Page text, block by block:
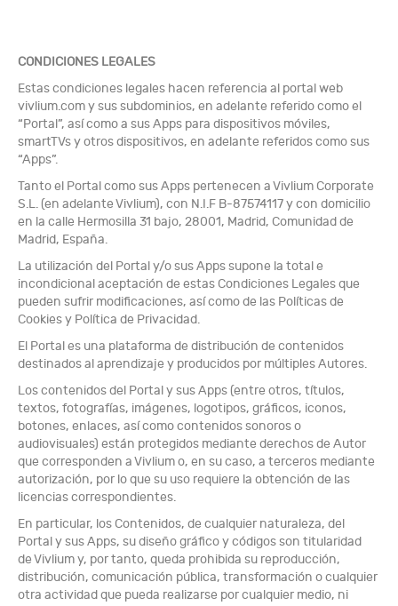
CONDICIONES LEGALES
Estas condiciones legales hacen referencia al portal web
vivlium.com y sus subdominios, en adelante referido como el
“Portal”, así como a sus Apps para dispositivos móviles,
smartTVs y otros dispositivos, en adelante referidos como sus
“Apps”.
Tanto el Portal como sus Apps pertenecen a Vivlium Corporate
S.L. (en adelante Vivlium), con N.I.F B-87574117 y con domicilio
en la calle Hermosilla 31 bajo, 28001, Madrid, Comunidad de
Madrid, España.
La utilización del Portal y/o sus Apps supone la total e
incondicional aceptación de estas Condiciones Legales que
pueden sufrir modificaciones, así como de las Políticas de
Cookies y Política de Privacidad.
El Portal es una plataforma de distribución de contenidos
destinados al aprendizaje y producidos por múltiples Autores.
Los contenidos del Portal y sus Apps (entre otros, títulos,
textos, fotografías, imágenes, logotipos, gráficos, iconos,
botones, enlaces, así como contenidos sonoros o
audiovisuales) están protegidos mediante derechos de Autor
que corresponden a Vivlium o, en su caso, a terceros mediante
autorización, por lo que su uso requiere la obtención de las
licencias correspondientes.
En particular, los Contenidos, de cualquier naturaleza, del
Portal y sus Apps, su diseño gráfico y códigos son titularidad
de Vivlium y, por tanto, queda prohibida su reproducción,
distribución, comunicación pública, transformación o cualquier
otra actividad que pueda realizarse por cualquier medio, ni